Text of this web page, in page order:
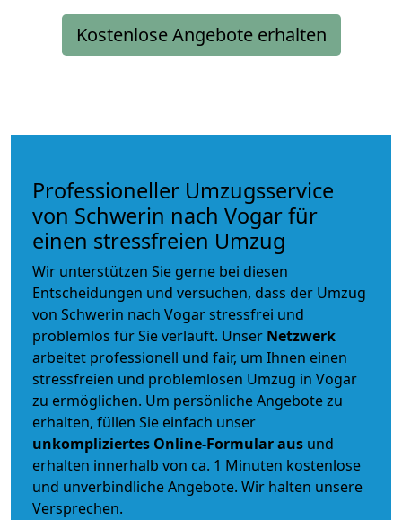
Kostenlose Angebote erhalten
Professioneller Umzugsservice
von Schwerin nach Vogar für
einen stressfreien Umzug
Wir unterstützen Sie gerne bei diesen
Entscheidungen und versuchen, dass der Umzug
von Schwerin nach Vogar stressfrei und
problemlos für Sie verläuft. Unser Netzwerk
arbeitet professionell und fair, um Ihnen einen
stressfreien und problemlosen Umzug in Vogar
zu ermöglichen. Um persönliche Angebote zu
erhalten, füllen Sie einfach unser
unkompliziertes Online-Formular aus und
erhalten innerhalb von ca. 1 Minuten kostenlose
und unverbindliche Angebote. Wir halten unsere
Versprechen.